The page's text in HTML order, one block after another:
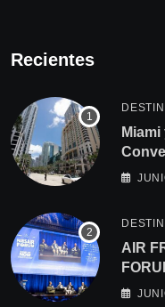
Recientes
los
AIR